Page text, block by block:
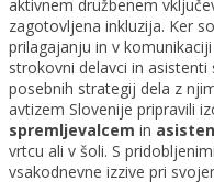
aktivnem družbenem
zagotovljena inkluzija. Ker
prilagajanju in v
strokovni delavci in
posebnih strategij dela z
avtizem Slovenije pripravili
spremljevalcem in
vrtcu ali v šoli. S
vsakodnevne izzive pri